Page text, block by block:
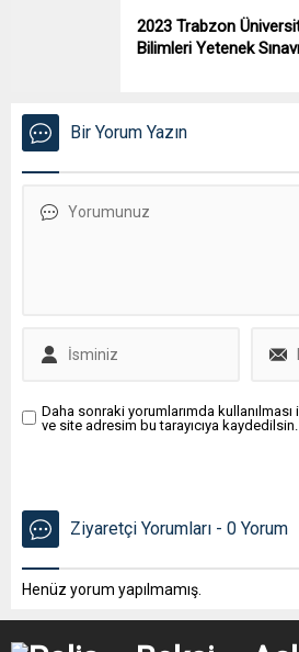
2023 Trabzon
Bilimleri Yetenek
Bir Yorum Yazın
Daha sonraki yorumlarımda
ve site adresim bu tarayıcıya kaydedilsin.
Ziyaretçi Yorumları - 0 Yorum
Henüz yorum yapılmamış.